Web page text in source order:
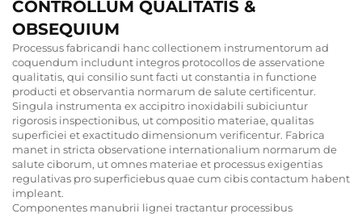
CONTROLLUM QUALITATIS &
OBSEQUIUM
Processus fabricandi hanc collectionem instrumentorum ad
coquendum includunt integros protocollos de asservatione
qualitatis, qui consilio sunt facti ut constantia in functione
producti et observantia normarum de salute certificentur.
Singula instrumenta ex accipitro inoxidabili subiciuntur
rigorosis inspectionibus, ut compositio materiae, qualitas
superficiei et exactitudo dimensionum verificentur. Fabrica
manet in stricta observatione internationalium normarum de
salute ciborum, ut omnes materiae et processus exigentias
regulativas pro superficiebus quae cum cibis contactum habent
impleant.
Componentes manubrii lignei tractantur processibus